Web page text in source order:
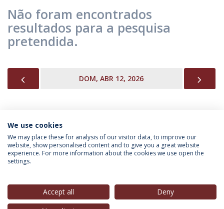
Não foram encontrados
resultados para a pesquisa
pretendida.
DOM, ABR 12, 2026
INFORMAÇÃO PARA
We use cookies
We may place these for analysis of our visitor data, to improve our
website, show personalised content and to give you a great website
experience. For more information about the cookies we use open the
settings.
Accept all
Deny